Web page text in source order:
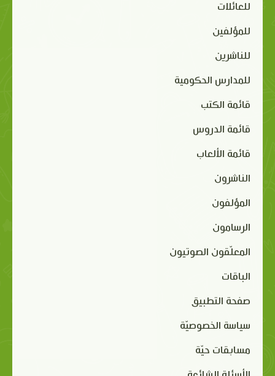
للعائلات
للمؤلفين
للناشرين
للمدارس الحكومية
قائمة الكتب
قائمة الدروس
قائمة الألعاب
الناشرون
المؤلفون
الرسامون
المعلّقون الصوتيون
الباقات
صفحة التطبيق
سياسة الخصوصيّة
مسابقات حيّة